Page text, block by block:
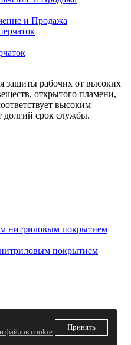
и Продажа
защиты рабочих от высоких
открытого пламени,
высоким
долгий срок службы.
покрытием
данных.
файлов cookie
Принять